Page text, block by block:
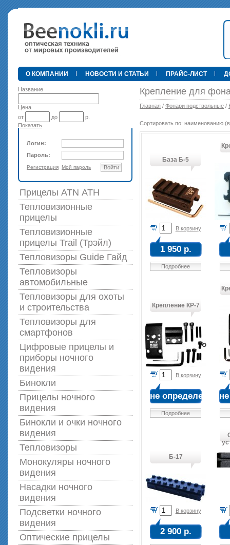
•
89 000
О КОМПАНИИ НОВОСТИ И СТАТЬИ ПРАЙС-ЛИСТ
Название
Цена
от
до
р.
Показать
Логин:
Пароль:
Регистрация Мой пароль Войти
Прицелы ATN АТН
Тепловизионные
прицелы
Тепловизионные
прицелы Trail (Трэйл)
Тепловизоры Guide Гайд
Тепловизоры
автомобильные
Тепловизоры для охоты
и строительства
Тепловизоры для
смартфонов
Цифровые прицелы и
приборы ночного
видения
Бинокли
Прицелы ночного
видения
Бинокли и очки ночного
видения
Тепловизоры
Монокуляры ночного
видения
Насадки ночного
видения
Подсветки ночного
видения
Оптические прицелы
Крепление для
Главная / Фонари подствольные /
Сортировать по: наименованию (
База Б-5
В корзину
1 950 р.
Подробнее
Крепление КР-7
В корзину
не определена
Подробнее
Б-17
В корзину
2 900 р.